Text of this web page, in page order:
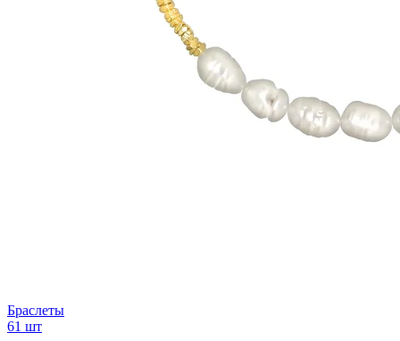
Браслеты
61 шт